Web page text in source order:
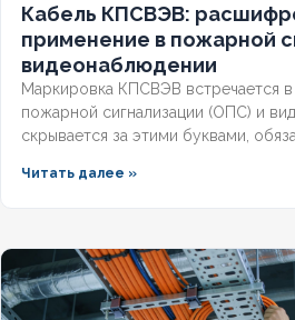
Кабель КПСВЭВ:
применение в пожарной
видеонаблюдении
Маркировка КПСВЭВ встречается в
пожарной сигнализации (ОПС) и
скрывается за этими буквами,
требованиям СП и ГОСТ?
Читать далее »